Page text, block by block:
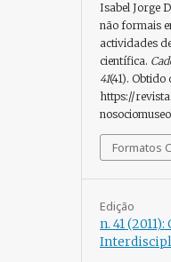
Isabel Jorge
não formais
actividades
científica.
41(41). Obtido
https://
Formatos
Edição
n. 41